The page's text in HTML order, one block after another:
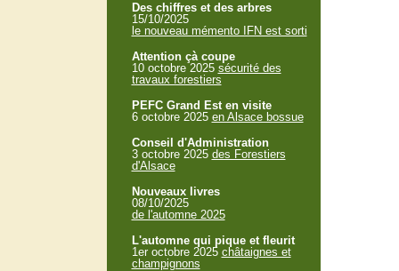
Des chiffres et des arbres
15/10/2025
le nouveau mémento IFN est sorti
Attention çà coupe
10 octobre 2025 sécurité des
travaux forestiers
PEFC Grand Est en visite
6 octobre 2025 en Alsace bossue
Conseil d'Administration
3 octobre 2025 des Forestiers
d'Alsace
Nouveaux livres
08/10/2025
de l'automne 2025
L'automne qui pique et fleurit
1er octobre 2025 châtaignes et
champignons